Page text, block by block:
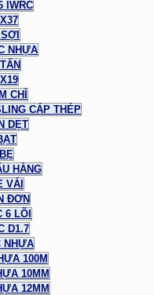
IWRC
NHỰA
CHÌ
CÁP THÉP
DẸT
HÀNG
VẢI
ĐƠN
6 LÕI
D1.7
NHỰA
100M
10MM
12MM